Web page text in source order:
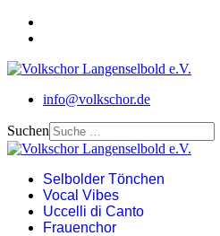
info@volkschor.de
Suchen
Selbolder Tönchen
Vocal Vibes
Uccelli di Canto
Frauenchor